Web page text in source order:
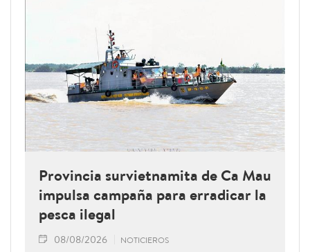
Provincia survietnamita de Ca Mau
impulsa campaña para erradicar la
pesca ilegal
08/08/2026 NOTICIEROS